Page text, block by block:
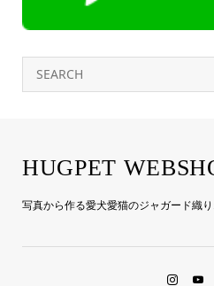
HUGPET
写真から作る愛犬愛猫のジャガード織